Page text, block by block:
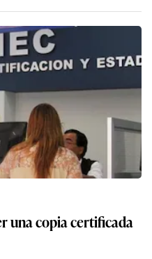
una copia certificada